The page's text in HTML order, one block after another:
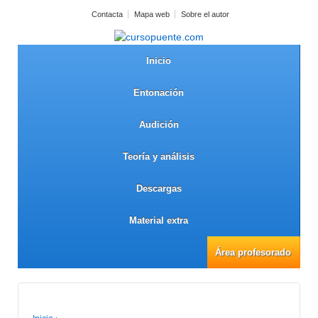
Contacta Mapa web Sobre el autor
Inicio
Entonación
Audición
Teoría y análisis
Descargas
Material extra
Área profesorado